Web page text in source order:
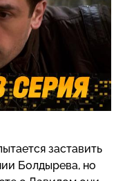
заставить
Болдырева, но